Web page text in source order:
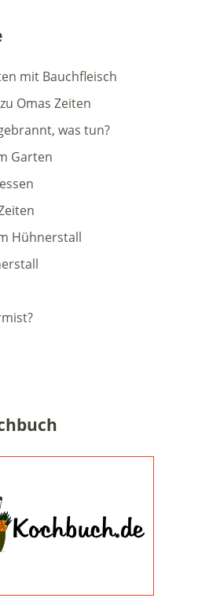
mit Bauchfleisch
Omas Zeiten
was tun?
Garten
Hühnerstall